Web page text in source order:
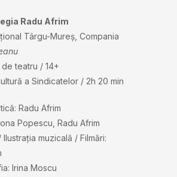
Radu Afrim
Târgu-Mureș, Compania
teatru / 14+
a Sindicatelor / 2h 20 min
Radu Afrim
Popescu, Radu Afrim
muzicală / Filmări:
Irina Moscu